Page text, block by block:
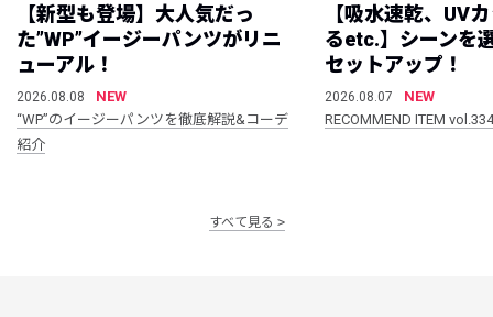
【新型も登場】大人気だっ
た”WP”イージーパンツがリニ
ューアル！
2026.08.08
NEW
“WP”のイージーパンツを徹底解説&コーデ
紹介
【吸水速乾、UV
るetc.】シーンを
セットアップ！
2026.08.07
NEW
RECOMMEND ITEM vol.334
すべて見る